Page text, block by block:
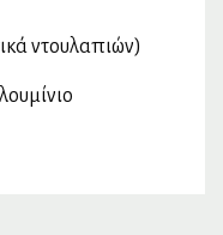
ντουλαπιών)